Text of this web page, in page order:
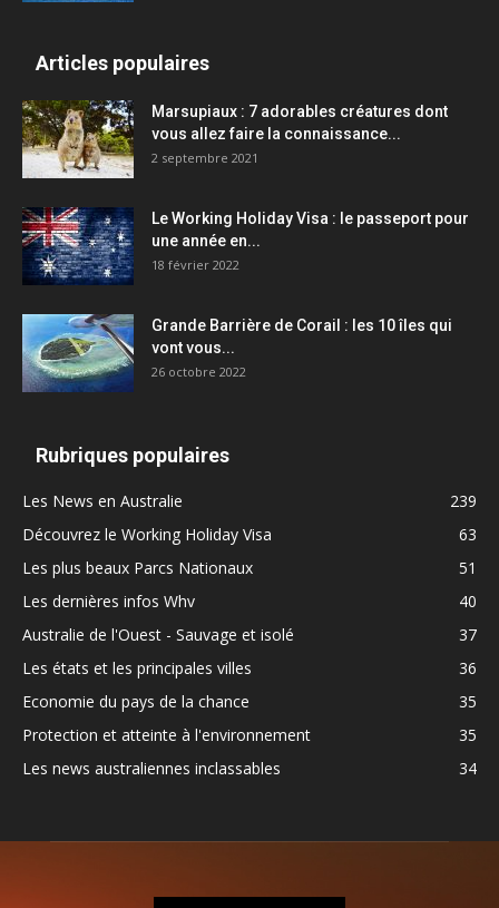
Articles populaires
Marsupiaux : 7 adorables créatures dont
vous allez faire la connaissance...
2 septembre 2021
Le Working Holiday Visa : le passeport pour
une année en...
18 février 2022
Grande Barrière de Corail : les 10 îles qui
vont vous...
26 octobre 2022
Rubriques populaires
Les News en Australie
239
Découvrez le Working Holiday Visa
63
Les plus beaux Parcs Nationaux
51
Les dernières infos Whv
40
Australie de l'Ouest - Sauvage et isolé
37
Les états et les principales villes
36
Economie du pays de la chance
35
Protection et atteinte à l'environnement
35
Les news australiennes inclassables
34